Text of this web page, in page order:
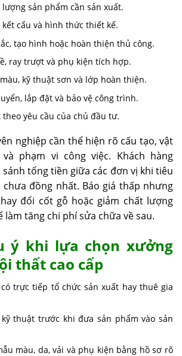
sản phẩm cần sản xuất.
cấu và hình thức thiết kế.
tạo hình hoặc hoàn thiện thủ công.
ray trượt và phụ kiện tích hợp.
kỹ thuật sơn và lớp hoàn thiện.
lắp đặt và bảo vệ công trình.
yêu cầu của chủ đầu tư.
nghiệp cần thể hiện rõ cấu tạo, vật
phạm vi công việc. Khách hàng
tổng tiền giữa các đơn vị khi tiêu
chưa đồng nhất. Báo giá thấp nhưng
đổi cốt gỗ hoặc giảm chất lượng
làm tăng chi phí sửa chữa về sau.
ý khi lựa chọn xưởng
thất cao cấp
trực tiếp tổ chức sản xuất hay thuê gia
thuật trước khi đưa sản phẩm vào sản
màu, da, vải và phụ kiện bằng hồ sơ rõ